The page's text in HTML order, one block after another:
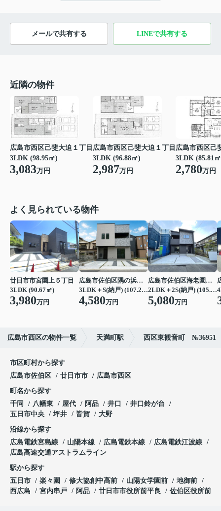
メールで共有する LINEで共有する
近隣の物件
広島市西区己斐大迫１丁目
3LDK (98.95㎡)
3,083万円
広島市西区己斐大迫１丁目
3LDK (96.88㎡)
2,987万円
広島市西区己
3LDK (85.81
2,780万円
よく見られている物件
廿日市市宮園上５丁目
3LDK (90.67㎡)
3,980万円
広島市佐伯区隅の浜２丁目
3LDK＋S(納戸) (107.23㎡)
4,580万円
広島市佐伯区海老園３丁目
2LDK＋2S(納戸) (105.16㎡)
5,080万円
広島市西区の物件一覧 天満町駅 西区東観音町 №36951
市区町村から探す
広島市佐伯区
廿日市市 広島市西区
町名から探す
千同
八幡東 屋代 阿品 井口
井口鈴が台
五日市中央
坪井 皆賀 大野
沿線から探す
広島電鉄宮島線
山陽本線 広島電鉄本線
広島電鉄江波線
広島高速交通アストラムライン
駅から探す
五日市
楽々園 修大協創中高前 山陽女学園前
地御前
西広島
宮内串戸 阿品 廿日市市役所前平良 佐伯区役所前